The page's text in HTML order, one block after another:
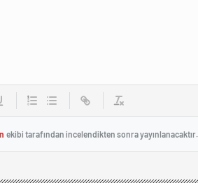
ekibi tarafından incelendikten sonra yayınlanacaktır.